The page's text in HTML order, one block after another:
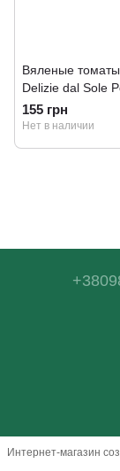
Вяленые
Delizie dal Sole
Secchi 280г
155 грн
Нет в наличии
Интернет-магазин